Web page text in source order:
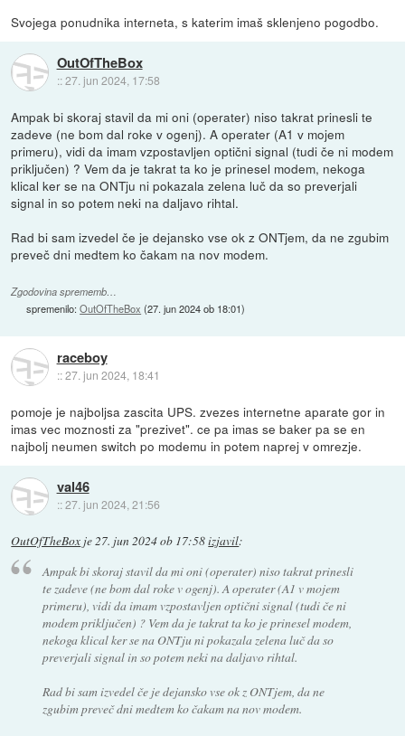
Svojega ponudnika interneta, s katerim imaš sklenjeno pogodbo.
OutOfTheBox
::27. jun 2024, 17:58
Ampak bi skoraj stavil da mi oni (operater) niso takrat prinesli te
zadeve (ne bom dal roke v ogenj). A operater (A1 v mojem
primeru), vidi da imam vzpostavljen optični signal (tudi če ni modem
priključen) ? Vem da je takrat ta ko je prinesel modem, nekoga
klical ker se na ONTju ni pokazala zelena luč da so preverjali
signal in so potem neki na daljavo rihtal.
Rad bi sam izvedel če je dejansko vse ok z ONTjem, da ne zgubim
preveč dni medtem ko čakam na nov modem.
Zgodovina sprememb…
spremenilo:OutOfTheBox (27. jun 2024 ob 18:01)
raceboy
::27. jun 2024, 18:41
pomoje je najboljsa zascita UPS. zvezes internetne aparate gor in
imas vec moznosti za "prezivet". ce pa imas se baker pa se en
najbolj neumen switch po modemu in potem naprej v omrezje.
val46
::27. jun 2024, 21:56
OutOfTheBox je27. jun 2024 ob 17:58izjavil:
Ampak bi skoraj stavil da mi oni (operater) niso takrat prinesli
te zadeve (ne bom dal roke v ogenj). A operater (A1 v mojem
primeru), vidi da imam vzpostavljen optični signal (tudi če ni
modem priključen) ? Vem da je takrat ta ko je prinesel modem,
nekoga klical ker se na ONTju ni pokazala zelena luč da so
preverjali signal in so potem neki na daljavo rihtal.
Rad bi sam izvedel če je dejansko vse ok z ONTjem, da ne
zgubim preveč dni medtem ko čakam na nov modem.